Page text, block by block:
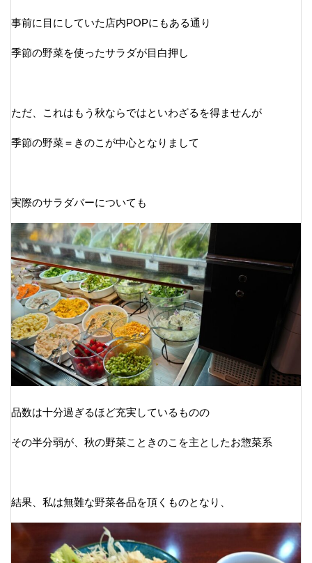
事前に目にしていた店内POPにもある通り
季節の野菜を使ったサラダが目白押し
ただ、これはもう秋ならではといわざるを得ませんが
季節の野菜＝きのこが中心となりまして
実際のサラダバーについても
品数は十分過ぎるほど充実しているものの
その半分弱が、秋の野菜こときのこを主としたお惣菜系
結果、私は無難な野菜各品を頂くものとなり、